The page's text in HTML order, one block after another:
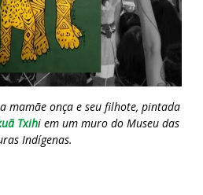
mamãe onça e seu filhote, pintada
Txihi em um muro do Museu das
Indígenas.